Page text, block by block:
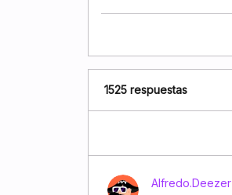
1525 respuestas
Alfredo.Deezer